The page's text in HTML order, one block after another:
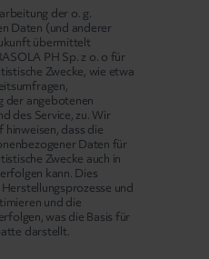
der o. g.
Daten (und anderer
übermittelt
PH Sp. z o. o für
Zwecke, wie etwa
der angebotenen
des Service, zu. Wir
hinweisen, dass die
Daten für
Zwecke auch in
kann. Dies
und
und die
was die Basis für
darstellt.